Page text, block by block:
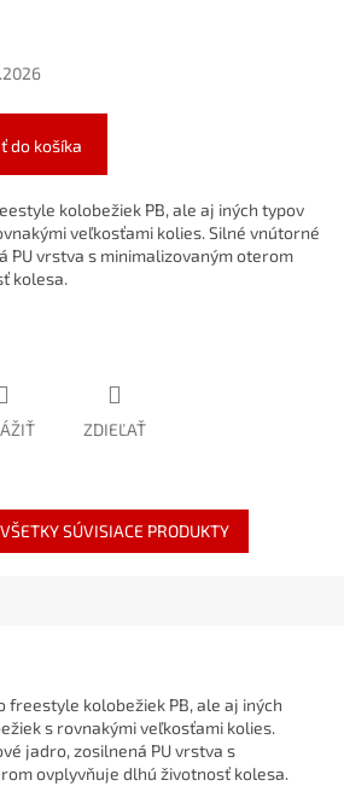
do košíka
kolobežiek PB, ale aj iných typov
veľkosťami kolies. Silné vnútorné
PU vrstva s minimalizovaným oterom
kolesa.
ZDIEĽAŤ
SÚVISIACE PRODUKTY
freestyle kolobežiek PB, ale aj iných
s rovnakými veľkosťami kolies.
jadro, zosilnená PU vrstva s
ovplyvňuje dlhú životnosť kolesa.